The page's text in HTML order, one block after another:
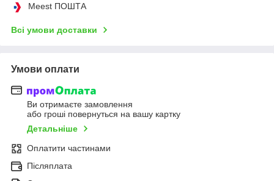
Meest ПОШТА
Всі умови доставки
Умови оплати
Ви отримаєте замовлення
або гроші повернуться на вашу картку
Детальніше
Оплатити частинами
Післяплата